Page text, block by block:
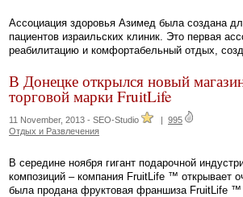
Ассоциация здоровья Азимед была создана
пациентов израильских клиник. Это первая
реабилитацию и комфортабельный отдых,
В Донецке открылся новый
торговой марки FruitLife
11 November, 2013 - SEO-Studio
995
Отдых и Развлечения
В середине ноября гигант подарочной
композиций – компания FruitLife ™ открывает
была продана фруктовая франшиза FruitLife ™